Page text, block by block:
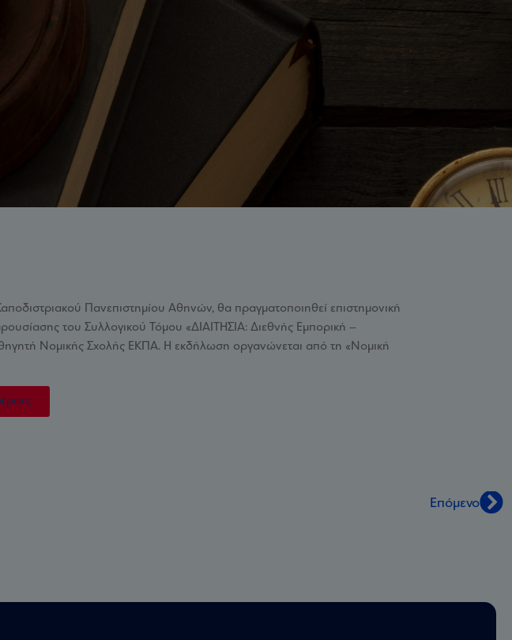
Πανεπιστημίου Αθηνών, θα πραγματοποιηθεί επιστημονική
του Συλλογικού Τόμου «ΔΙΑΙΤΗΣΙΑ: Διεθνής Εμπορική –
Νομικής Σχολής ΕΚΠΑ. Η εκδήλωση οργανώνεται από τη «Νομική
Επόμενο